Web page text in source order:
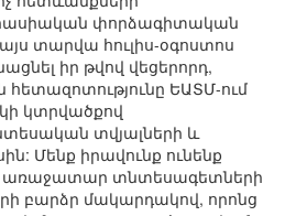
փորձագիտական
տարվա հուլիս-օգոստոս
իր թվով վեցերորդ,
ԵԱՏՄ-ում
կտրվածքով
տվյալների և
Մենք իրավունք ունենք
առաջատար տնտեսագետների
բարձր մակարդակով, որոնց